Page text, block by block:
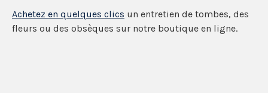
Achetez en quelques clics un entretien de tombes, des
fleurs ou des obsèques sur notre boutique en ligne.